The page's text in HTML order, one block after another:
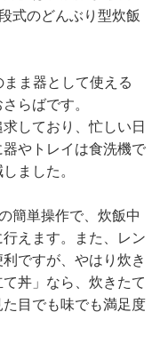
式のどんぶり型炊飯
ま器として使える
らばです。
しており、忙しい日
やトレイは食洗機で
ました。
簡単操作で、炊飯中
えます。また、レン
ですが、やはり炊き
丼」なら、炊きたて
目でも味でも満足度